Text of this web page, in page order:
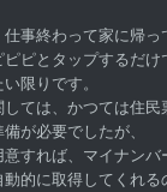
仕事終わって家に帰っ
ピピとタップするだ
限りです。
しては、かつては住
が必要でしたが、
すれば、マイナンバ
的に取得してくれる